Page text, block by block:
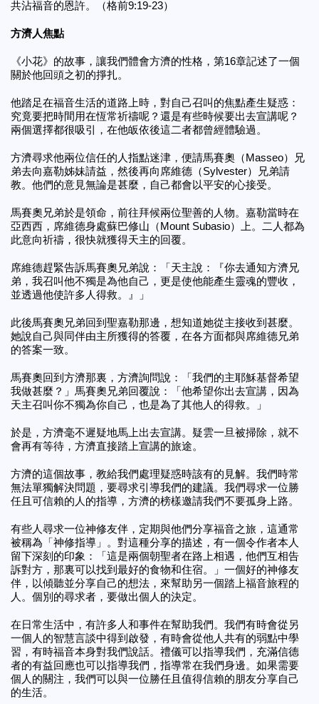
共沾福音的恩許。（格前9:19-23）
方濟人焦點
《小花》的故事，讓我們體會方濟的性格，第16章記述了一個
關於他回頭之初的掙扎。
他踏足在福音生活的道路上時，對自己召叫的焦點產生疑惑：
究竟要把時間用在恆常祈禱呢？還是有些時候要出去宣講呢？
兩個選擇都很吸引，在他皈依後這二者都曾經體驗過。
方濟尋求他兩位信任的人指點迷津，便請馬賽奧（Masseo）兄
弟去向嘉勒姊妹請益，然後再向席維德（Sylvester）兄弟請
教。他們的意見無論是甚麼，自己都會以平安的心接受。
馬賽奧兄弟於是領命，前往拜候兩位聖善的人物。嘉勒當時在
亞西西，席維德身處蘇巴修山（Mount Subasio）上。二人都為
此意向祈禱，很快就獲得天主的回覆。
席維德趕緊告訴馬賽奧兄弟說：「天主說：『你去通知方濟兄
弟，我召叫他不獨是為他自己，更是使他能產生靈魂的豐收，
並透過他使許多人得救。』」
此後馬賽奧兄弟回到聖嘉勒那邊，想知道她從主接收到甚麼。
她說自己與同伴由主所獲得的答覆，在各方面都與席維德兄弟
的答案一致。
馬賽奧回到方濟那裏，方濟詢問說：「我們的主耶穌基督希望
我做甚麼？」馬賽奧兄弟回覆說：「他希望你出去宣講，因為
天主召叫你不獨為你自己，也是為了其他人的得救。」
於是，方濟毫不遲疑地馬上出去宣講。疑雲一旦被掃除，就不
會再有等待，方濟直接踏上宣講的旅途。
方濟的這個故事，教給我們處理疑惑時該有的見解。我們時常
無法單獨解決問題，要尋求引導我們的建議。我們尋求一位勝
任且可信賴的人的指導，方濟的榜樣邀請我們不要孤身上路。
有些人尋求一位神修友伴，定期與他們分享福音之旅，這通常
被稱為「神修指導」。對這種分享的描述，有一個令作者本人
留下深刻的印象：「這是兩個朝聖者在路上相遇，他們互相告
訴對方，那裏可以找到最好的食物和住宿。」一個好的神修友
伴，以傾聽並分享自己的想法，來幫助另一個踏上福音旅程的
人。個別的尋求者，要做出個人的決定。
在日常生活中，有許多人和事件在幫助我們。我們有時會從另
一個人的智慧言談中得到啟發，有時會從他人共有的弱點中學
習，有時福音本身對我們說話。禮儀可以指導我們，充滿信德
者的有益回應也可以指導我們，指導常在我們身邊。如果需要
個人的關注，我們可以與一位勝任且值得信賴的朋友分享自己
的生活。